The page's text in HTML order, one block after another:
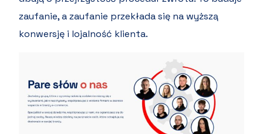
zaufanie, a zaufanie przekłada się na wyższą
konwersję i lojalność klienta.